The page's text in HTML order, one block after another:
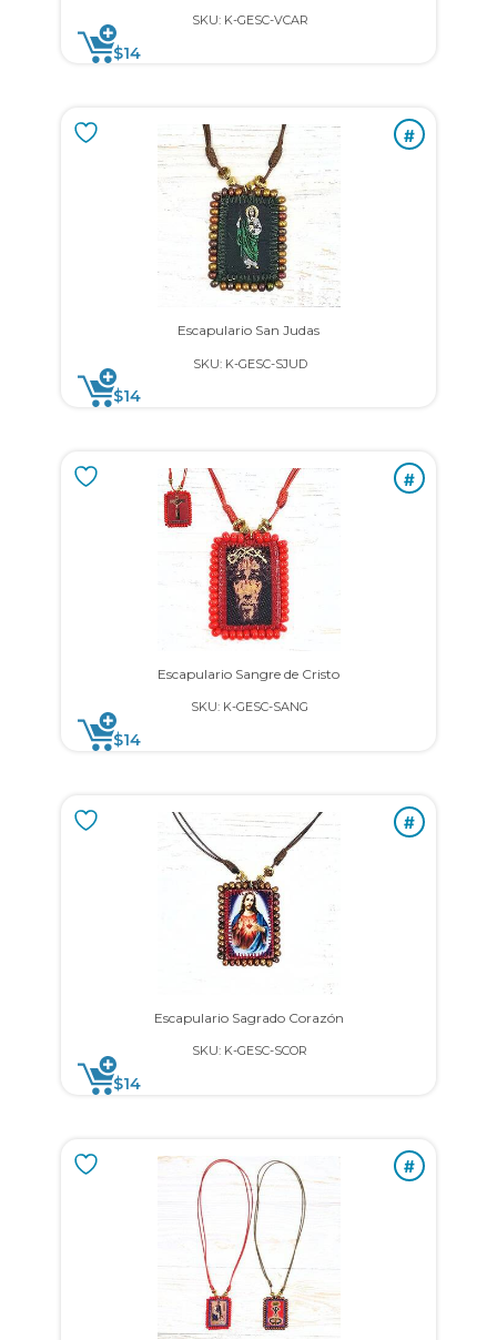
SKU: K-GESC-VCAR
$14
#
Escapulario San Judas
SKU: K-GESC-SJUD
$14
#
Escapulario Sangre de Cristo
SKU: K-GESC-SANG
$14
#
Escapulario Sagrado Corazón
SKU: K-GESC-SCOR
$14
#